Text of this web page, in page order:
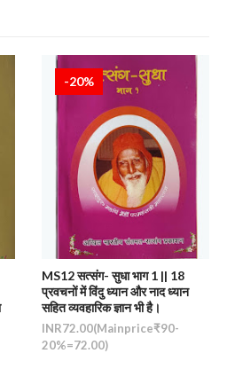
-20%
MS12 सत्संग- सुधा भाग 1 || 18
प्रवचनों में विंदु ध्यान और नाद ध्यान
सहित व्यवहारिक ज्ञान भी है।
INR72.00(Mainprice₹90-
20%=72.00)